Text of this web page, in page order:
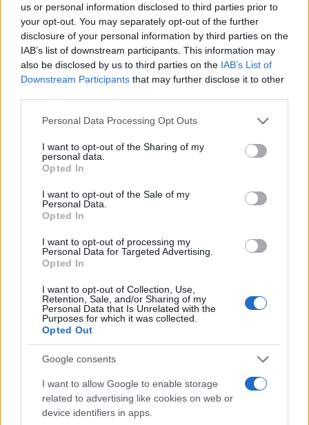
us or personal information disclosed to third parties prior to
your opt-out. You may separately opt-out of the further
disclosure of your personal information by third parties on the
IAB’s list of downstream participants. This information may
also be disclosed by us to third parties on the IAB’s List of
Downstream Participants that may further disclose it to other
Please note that this website/app uses one or more Google
not limited to your visit or usage behaviour. You may click to
grant or deny consent to Google and its third-party tags to
use your data for below specified purposes in below Google
consent section.
Personal Data Processing Opt Outs
I want to opt-out of the Sharing of my
personal data.
Opted In
I want to opt-out of the Sale of my
Personal Data.
Opted In
I want to opt-out of processing my
Personal Data for Targeted Advertising.
Opted In
I want to opt-out of Collection, Use,
Retention, Sale, and/or Sharing of my
Personal Data that Is Unrelated with the
Purposes for which it was collected.
Opted Out
Google consents
I want to allow Google to enable storage
related to advertising like cookies on web or
device identifiers in apps.
στο ρεύμα προς Αεροδρόμιο: 10'-15' από κόμβο
Μεταμόρφωσης έως κόμβο Κηφισίας, 10'-15΄ στην
έξοδο για Λαμία.